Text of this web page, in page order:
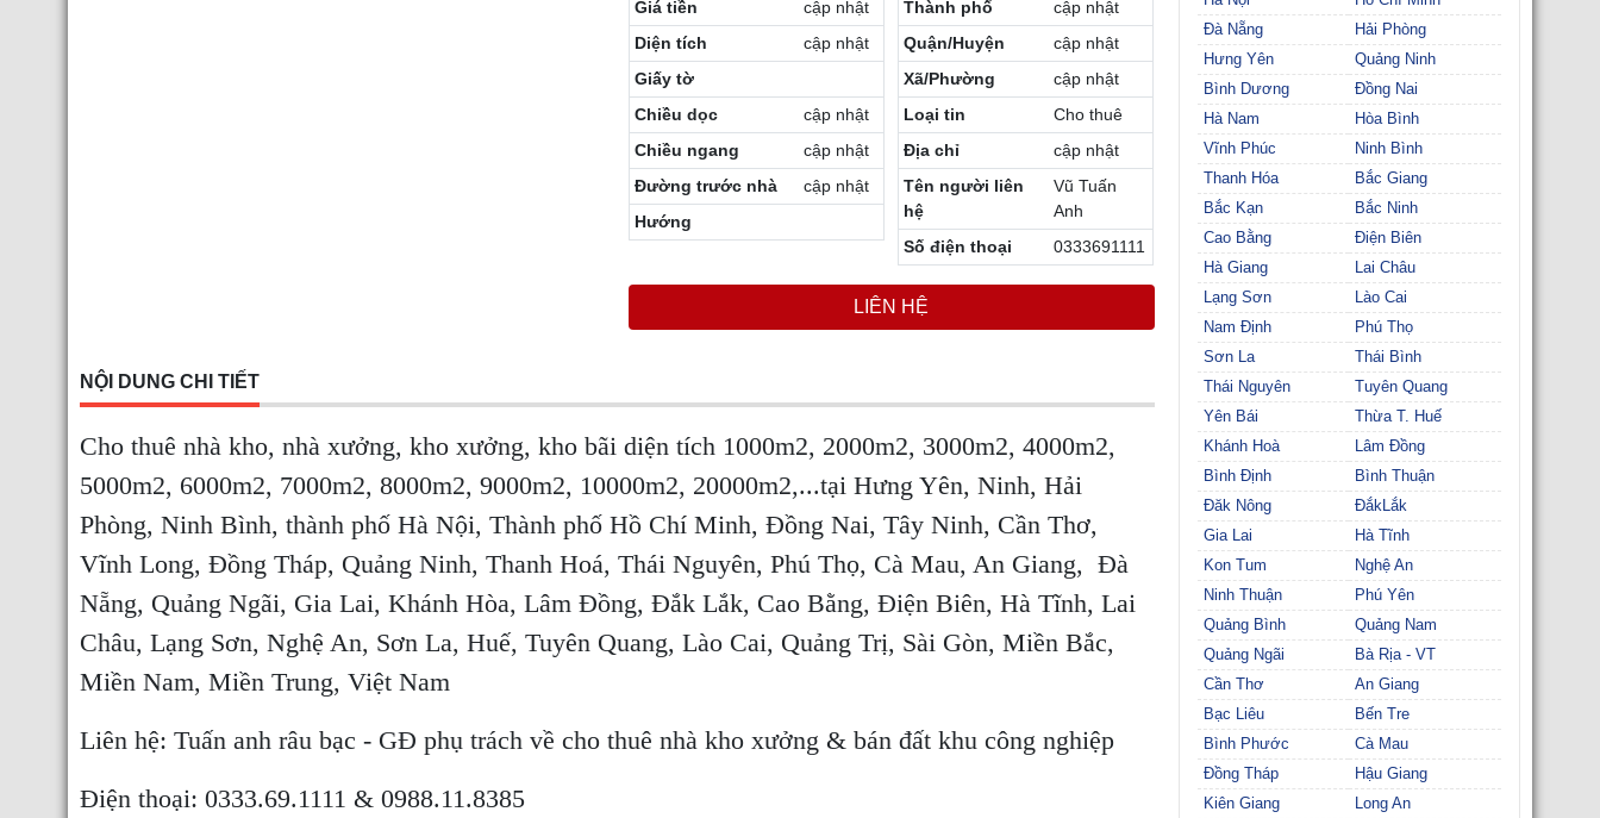
Giá tiền
cập nhật
Diện tích
cập nhật
Giấy tờ
Chiều dọc
cập nhật
Chiều ngang
cập nhật
Đường trước nhà
cập nhật
Hướng
Thành phố
cập nhật
Quận/Huyện
cập nhật
Xã/Phường
cập nhật
Loại tin
Cho thuê
Địa chỉ
cập nhật
Tên người liên
hệ
Vũ Tuấn
Anh
Số điện thoại
0333691111
LIÊN HỆ
NỘI DUNG CHI TIẾT
Cho thuê nhà kho, nhà xưởng, kho xưởng, kho bãi diện tích 1000m2, 2000m2, 3000m2, 4000m2,
5000m2, 6000m2, 7000m2, 8000m2, 9000m2, 10000m2, 20000m2,...tại Hưng Yên, Ninh, Hải
Phòng, Ninh Bình, thành phố Hà Nội, Thành phố Hồ Chí Minh, Đồng Nai, Tây Ninh, Cần Thơ,
Vĩnh Long, Đồng Tháp, Quảng Ninh, Thanh Hoá, Thái Nguyên, Phú Thọ, Cà Mau, An Giang, Đà
Nẵng, Quảng Ngãi, Gia Lai, Khánh Hòa, Lâm Đồng, Đắk Lắk, Cao Bằng, Điện Biên, Hà Tĩnh, Lai
Châu, Lạng Sơn, Nghệ An, Sơn La, Huế, Tuyên Quang, Lào Cai, Quảng Trị, Sài Gòn, Miền Bắc,
Miền Nam, Miền Trung, Việt Nam
Liên hệ: Tuấn anh râu bạc - GĐ phụ trách về cho thuê nhà kho xưởng & bán đất khu công nghiệp
Điện thoại: 0333.69.1111 & 0988.11.8385
Đà Nẵng
Hải Phòng
Hưng Yên
Quảng Ninh
Bình Dương
Đồng Nai
Hà Nam
Hòa Bình
Vĩnh Phúc
Ninh Bình
Thanh Hóa
Bắc Giang
Bắc Kạn
Bắc Ninh
Cao Bằng
Điện Biên
Hà Giang
Lai Châu
Lạng Sơn
Lào Cai
Nam Định
Phú Thọ
Sơn La
Thái Bình
Thái Nguyên
Tuyên Quang
Yên Bái
Thừa T. Huế
Khánh Hoà
Lâm Đồng
Bình Định
Bình Thuận
Đăk Nông
ĐắkLắk
Gia Lai
Hà Tĩnh
Kon Tum
Nghệ An
Ninh Thuận
Phú Yên
Quảng Bình
Quảng Nam
Quảng Ngãi
Bà Rịa - VT
Cần Thơ
An Giang
Bạc Liêu
Bến Tre
Bình Phước
Cà Mau
Đồng Tháp
Hậu Giang
Kiên Giang
Long An